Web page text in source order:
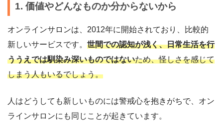
1. 価値やどんなものか分からないから
オンラインサロンは、2012年に開始されており、比較的
新しいサービスです。 世間での認知が浅く、日常生活を行
ううえでは馴染み深いものではないため、怪しさを感じて
しまう人もいるでしょう。
人はどうしても新しいものには警戒心を抱きがちで、オン
ラインサロンにも同じことが起きています。